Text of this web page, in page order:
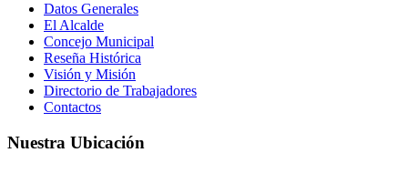
Datos Generales
El Alcalde
Concejo Municipal
Reseña Histórica
Visión y Misión
Directorio de Trabajadores
Contactos
Nuestra Ubicación